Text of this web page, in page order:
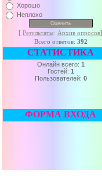
Хорошо
Неплохо
[ Результаты· Архив опросов]
Всего ответов: 392
СТАТИСТИКА
Онлайн всего: 1
Гостей: 1
Пользователей: 0
ФОРМА ВХОДА